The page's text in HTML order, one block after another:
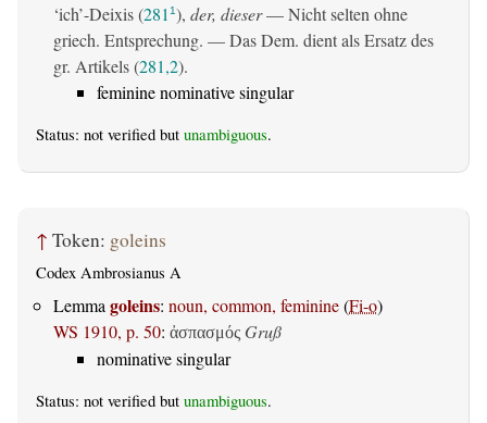
‘ich’-Deixis (281 1), der, dieser— Nicht selten ohne
griech. Entsprechung. — Das Dem. dient als Ersatz des
gr. Artikels (281,2).
feminine nominative singular
Status: not verified but unambiguous.
↑ Token: goleins
Codex Ambrosianus A
Lemma goleins: noun, common, feminine(Fi-o)
WS 1910, p. 50: ἀσπασμός Gruß
nominative singular
Status: not verified but unambiguous.